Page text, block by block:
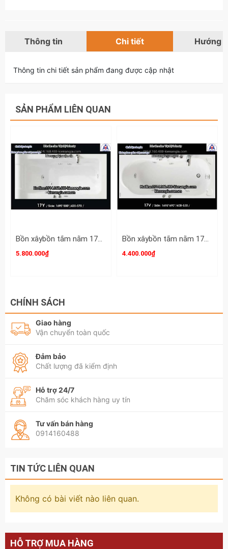
Thông tin Chi tiết Hướng
Thông tin chi tiết sản phẩm đang được cập nhật
SẢN PHẨM LIÊN QUAN
Bồn xâybồn tắm nằm 17m Việt Mỹ Acrylic-17Y
5.800.000₫
Bồn xâybồn tắm nằm 17m Việt Mỹ Acrylic-17V
4.400.000₫
CHÍNH SÁCH
Giao hàng
Vận chuyển toàn quốc
Đảm bảo
Chất lượng đã kiểm định
Hỗ trợ 24/7
Chăm sóc khách hàng uy tín
Tư vấn bán hàng
0914160488
TIN TỨC LIÊN QUAN
Không có bài viết nào liên quan.
HỖ TRỢ MUA HÀNG